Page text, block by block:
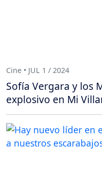
Cine • JUL 1 / 2024
Sofía Vergara y los
explosivo en Mi